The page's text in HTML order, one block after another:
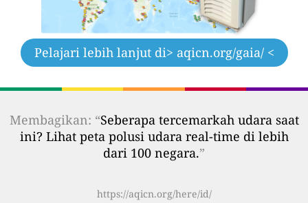
Pelajari lebih lanjut di> aqicn.org/gaia/ <
Membagikan: “Seberapa tercemarkah udara saat
ini? Lihat peta polusi udara real-time di lebih
dari 100 negara.”
https://aqicn.org/here/id/